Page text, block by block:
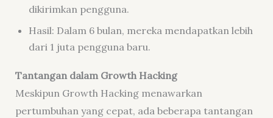
dikirimkan pengguna.
Hasil: Dalam 6 bulan, mereka mendapatkan lebih
dari 1 juta pengguna baru.
Tantangan dalam Growth Hacking
Meskipun Growth Hacking menawarkan
pertumbuhan yang cepat, ada beberapa tantangan